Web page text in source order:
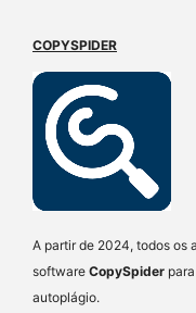
COPYSPIDER
A partir de 2024, todos os
software CopySpider
autoplágio.